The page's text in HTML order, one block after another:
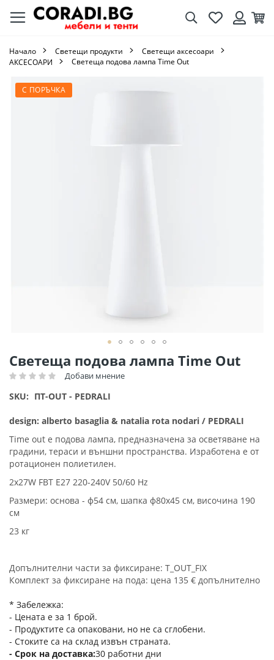
ТърсенеЛюбими
Начало Светещи продукти
Светещи аксесоари
AКСЕСОАРИ
Светеща подова лампа Time Out
Светеща подова лампа Time Out
Рейтинг: Добави мнение
SKU ПT-OUT - PEDRALI
design: alberto basaglia & natalia rota nodari / PEDRALI
Time out е подова лампа, предназначена за осветяване на
градини, тераси и външни пространства. Изработена е от
ротационен полиетилен.
2x27W FBT E27 220-240V 50/60 Hz
Размери: основа - ф54 см, шапка ф80х45 см, височина 190
см
23 кг
Допълнителни части за фиксиране: T_OUT_FIX
Комплект за фиксиране на пода: цена 135 € допълнително
* Забележка:
- Цената е за 1 брой.
- Продуктите са опаковани, но не са сглобени.
- Стоките са на склад извън страната.
Срок на доставка 30 работни дни
С ПОРЪЧКА
Преминете
към
Преминете
към
началото
на
със
снимки